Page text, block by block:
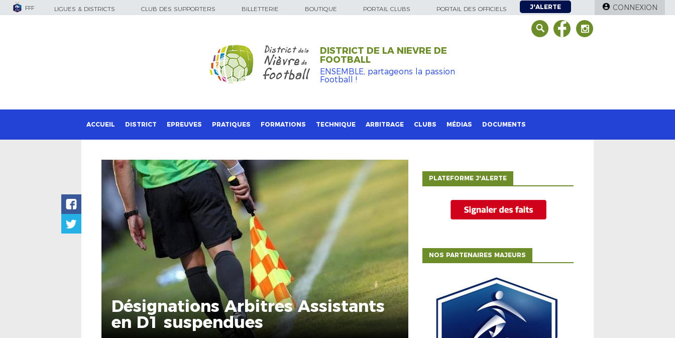
FFF LIGUES & DISTRICTS CLUB DES SUPPORTERS BILLETTERIE BOUTIQUE PORTAIL CLUBS PORTAIL DES OFFICIELS J'ALERTE CONNEXION
DISTRICT DE LA NIEVRE DE
FOOTBALL
ENSEMBLE, partageons la passion
Football !
ACCUEIL DISTRICT EPREUVES PRATIQUES FORMATIONS TECHNIQUE ARBITRAGE CLUBS MÉDIAS DOCUMENTS
Désignations Arbitres Assistants
en D1 suspendues
PLATEFORME J'ALERTE
NOS PARTENAIRES MAJEURS